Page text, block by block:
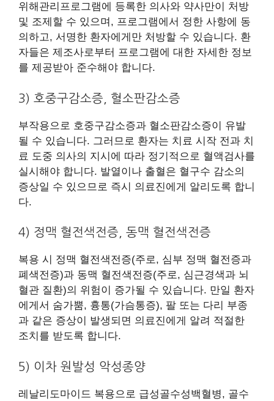
위해관리프로그램에 등록한 의사와 약사만이 처방
및 조제할 수 있으며, 프로그램에서 정한 사항에 동
의하고, 서명한 환자에게만 처방할 수 있습니다. 환
자들은 제조사로부터 프로그램에 대한 자세한 정보
를 제공받아 준수해야 합니다.
3) 호중구감소증, 혈소판감소증
부작용으로 호중구감소증과 혈소판감소증이 유발
될 수 있습니다. 그러므로 환자는 치료 시작 전과 치
료 도중 의사의 지시에 따라 정기적으로 혈액검사를
실시해야 합니다. 발열이나 출혈은 혈구수 감소의
증상일 수 있으므로 즉시 의료진에게 알리도록 합니
다.
4) 정맥 혈전색전증, 동맥 혈전색전증
복용 시 정맥 혈전색전증(주로, 심부 정맥 혈전증과
폐색전증)과 동맥 혈전색전증(주로, 심근경색과 뇌
혈관 질환)의 위험이 증가될 수 있습니다. 만일 환자
에게서 숨가뿜, 흉통(가슴통증), 팔 또는 다리 부종
과 같은 증상이 발생되면 의료진에게 알려 적절한
조치를 받도록 합니다.
5) 이차 원발성 악성종양
레날리도마이드 복용으로 급성골수성백혈병, 골수